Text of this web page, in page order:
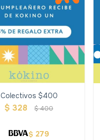
Colectivos $400
$ 328 $400
$ 279